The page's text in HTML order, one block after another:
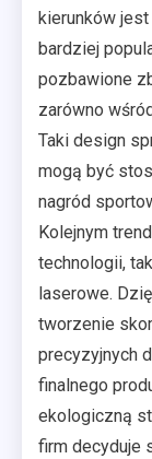
kierunków
bardziej
pozbawione
zarówno
Taki design
mogą być
nagród
Kolejnym
technologii,
laserowe.
tworzenie
precyzyjnych
finalnego
ekologiczną
firm decyduje